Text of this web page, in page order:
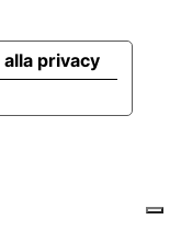
privacy